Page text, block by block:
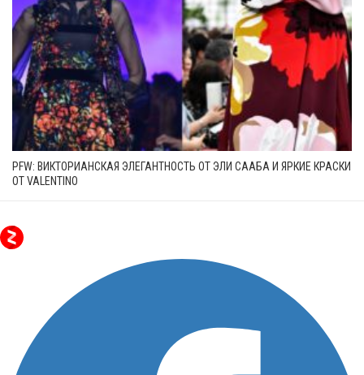
PFW: ВИКТОРИАНСКАЯ ЭЛЕГАНТНОСТЬ ОТ ЭЛИ СААБА И ЯРКИЕ КРАСКИ
ОТ VALENTINO